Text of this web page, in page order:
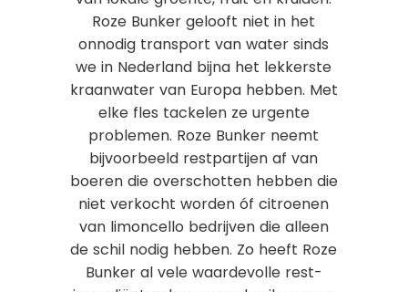
Roze Bunker gelooft niet in het
onnodig transport van water sinds
we in Nederland bijna het lekkerste
kraanwater van Europa hebben. Met
elke fles tackelen ze urgente
problemen. Roze Bunker neemt
bijvoorbeeld restpartijen af van
boeren die overschotten hebben die
niet verkocht worden óf citroenen
van limoncello bedrijven die alleen
de schil nodig hebben. Zo heeft Roze
Bunker al vele waardevolle rest-